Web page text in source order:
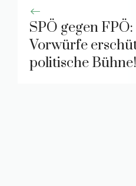
SPÖ gegen
Vorwürfe
politische Bühne!